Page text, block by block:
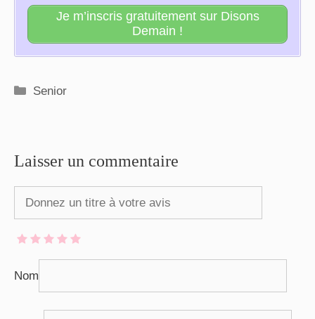
Je m’inscris gratuitement sur Disons
Demain !
Catégories
Senior
Laisser un commentaire
Nom